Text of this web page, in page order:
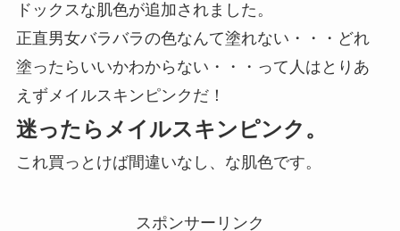
ドックスな肌色が追加されました。
正直男女バラバラの色なんて塗れない・・・どれ
塗ったらいいかわからない・・・って人はとりあ
えずメイルスキンピンクだ！
迷ったらメイルスキンピンク。
これ買っとけば間違いなし、な肌色です。
スポンサーリンク